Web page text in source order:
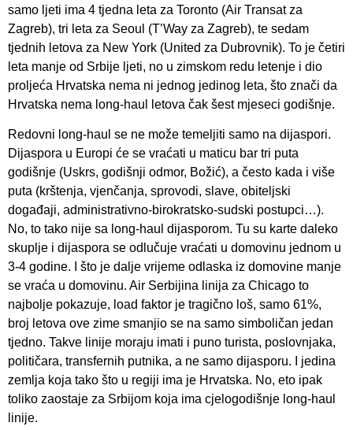
samo ljeti ima 4 tjedna leta za Toronto (Air Transat za
Zagreb), tri leta za Seoul (T’Way za Zagreb), te sedam
tjednih letova za New York (United za Dubrovnik). To je četiri
leta manje od Srbije ljeti, no u zimskom redu letenje i dio
proljeća Hrvatska nema ni jednog jedinog leta, što znači da
Hrvatska nema long-haul letova čak šest mjeseci godišnje.
Redovni long-haul se ne može temeljiti samo na dijaspori.
Dijaspora u Europi će se vraćati u maticu bar tri puta
godišnje (Uskrs, godišnji odmor, Božić), a često kada i više
puta (krštenja, vjenčanja, sprovodi, slave, obiteljski
događaji, administrativno-birokratsko-sudski postupci…).
No, to tako nije sa long-haul dijasporom. Tu su karte daleko
skuplje i dijaspora se odlučuje vraćati u domovinu jednom u
3-4 godine. I što je dalje vrijeme odlaska iz domovine manje
se vraća u domovinu. Air Serbijina linija za Chicago to
najbolje pokazuje, load faktor je tragično loš, samo 61%,
broj letova ove zime smanjio se na samo simboličan jedan
tjedno. Takve linije moraju imati i puno turista, poslovnjaka,
političara, transfernih putnika, a ne samo dijasporu. I jedina
zemlja koja tako što u regiji ima je Hrvatska. No, eto ipak
toliko zaostaje za Srbijom koja ima cjelogodišnje long-haul
linije.